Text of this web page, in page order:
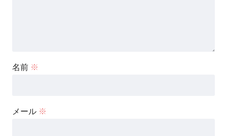
名前 ※
メール ※